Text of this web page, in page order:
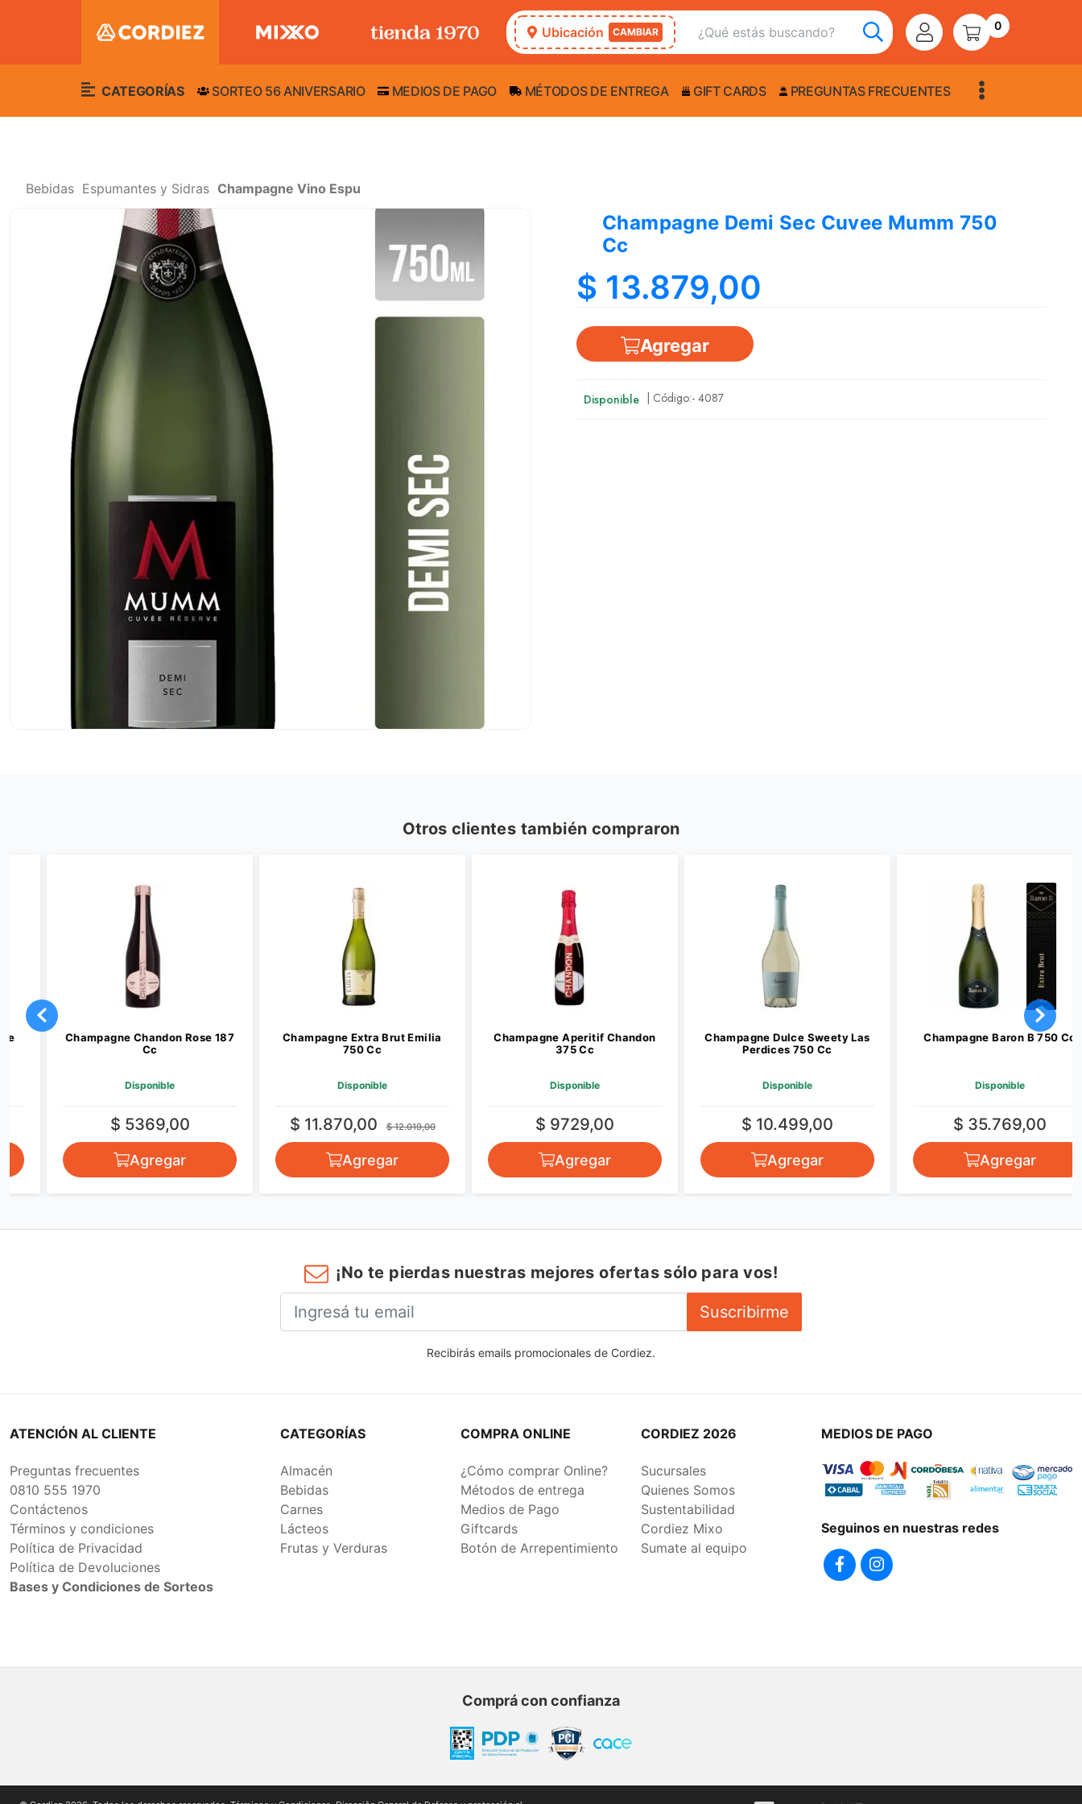
Ubicación CAMBIAR 0
CATEGORÍAS SORTEO 56 ANIVERSARIO MEDIOS DE PAGO MÉTODOS DE ENTREGA GIFT CARDS PREGUNTAS FRECUENTES
Bebidas Espumantes y Sidras Champagne Vino Espu
Champagne Demi Sec Cuvee Mumm 750
Cc
$ 13.879,00
Agregar
Disponible | Código:-4087
Otros clientes también compraron
Champagne Chandon Rose 187
Disponible
$ 5369,00
Agregar
Champagne Extra Brut Emilia
750 Cc
Disponible
$ 11.870,00 $ 12.019,00
Agregar
Champagne Aperitif Chandon
375 Cc
Disponible
$ 9729,00
Agregar
Champagne Dulce Sweety Las
Perdices 750 Cc
Disponible
$ 10.499,00
Agregar
Champagne Baron B 750 Cc
Disponible
$ 35.769,00
Agregar
¡No te pierdas nuestras mejores ofertas sólo para vos!
Suscribirme
Recibirás emails promocionales de Cordiez.
ATENCIÓN AL CLIENTE
Preguntas frecuentes
0810 555 1970
Contáctenos
Términos y condiciones
Política de Privacidad
Política de Devoluciones
Bases y Condiciones de Sorteos
CATEGORÍAS
Almacén
Bebidas
Carnes
Lácteos
Frutas y Verduras
COMPRA ONLINE
¿Cómo comprar Online?
Métodos de entrega
Medios de Pago
Giftcards
Botón de Arrepentimiento
CORDIEZ 2026
Sucursales
Quienes Somos
Sustentabilidad
Cordiez Mixo
Sumate al equipo
MEDIOS DE PAGO
Seguinos en nuestras redes
Comprá con confianza